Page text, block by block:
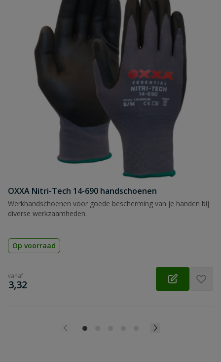
OXXA Nitri-Tech 14-690 handschoenen
Werkhandschoenen voor goede bescherming van je handen bij
diverse werkzaamheden.
Op voorraad
vanaf
€
3,32